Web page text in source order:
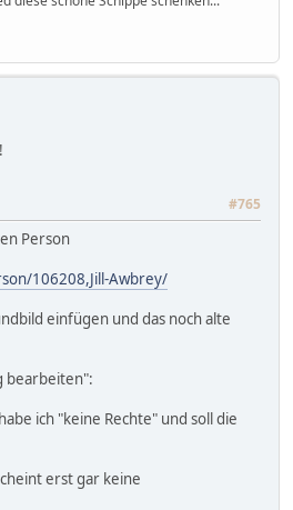
#765
Person
106208,Jill-Awbrey/
einfügen und das noch alte
bearbeiten":
ich "keine Rechte" und soll die
erst gar keine